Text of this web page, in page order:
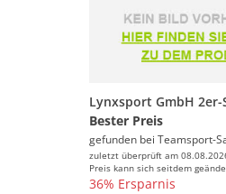
Bester Preis
gefunden bei Teamsport-
zuletzt überprüft am
Preis kann sich seitdem
36% Ersparnis